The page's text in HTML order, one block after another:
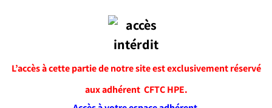
L’accès à cette partie de notre site est exclusivement réservé
aux adhérent CFTC HPE.